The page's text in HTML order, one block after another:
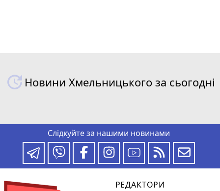
Новини Хмельницького за сьогодні
Слідкуйте за нашими новинами
РЕДАКТОРИ